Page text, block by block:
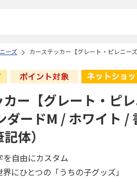
ーズ カーステッカー【グレート・ピレニー
カー【グレート・ピ
ダードM / ホワイト /
体）
自由にカスタム
にひとつの「うちの子グッズ」